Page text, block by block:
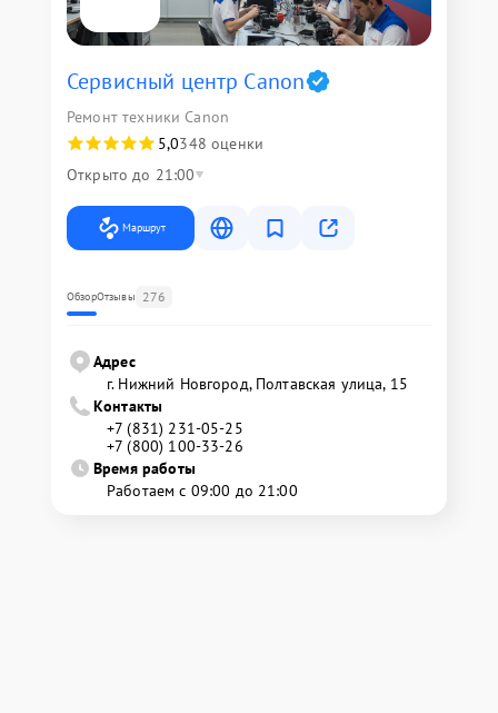
Сервисный центр Canon
Ремонт техники Canon
5,0348 оценки
Открыто до 21:00
Маршрут
ОбзорОтзывы 276
Адрес
г. Нижний Новгород, Полтавская улица, 15
Контакты
+7 (831) 231-05-25
+7 (800) 100-33-26
Время работы
Работаем с 09:00 до 21:00